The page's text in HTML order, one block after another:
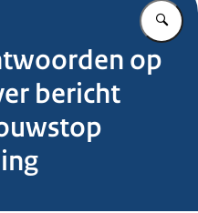
op
bericht